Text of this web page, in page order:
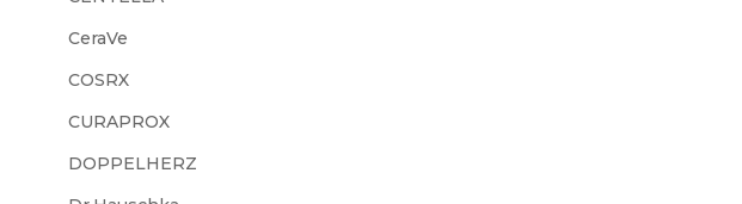
CeraVe
COSRX
CURAPROX
DOPPELHERZ